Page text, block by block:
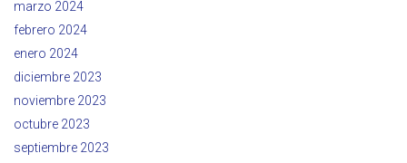
marzo 2024
febrero 2024
enero 2024
diciembre 2023
noviembre 2023
octubre 2023
septiembre 2023